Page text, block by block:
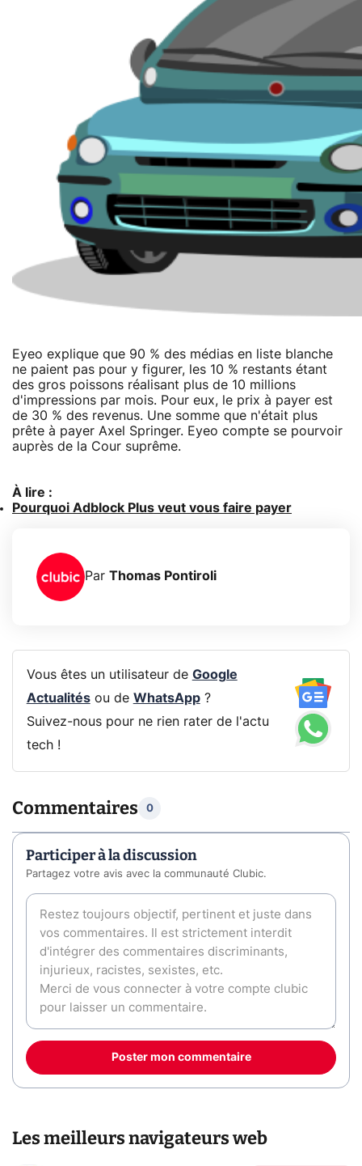
Eyeo explique que 90 % des médias en liste blanche
ne paient pas pour y figurer, les 10 % restants étant
des gros poissons réalisant plus de 10 millions
d'impressions par mois. Pour eux, le prix à payer est
de 30 % des revenus. Une somme que n'était plus
prête à payer Axel Springer. Eyeo compte se pourvoir
auprès de la Cour suprême.
À lire :
Pourquoi Adblock Plus veut vous faire payer
Par Thomas Pontiroli
Vous êtes un utilisateur de Google
Actualitésou de WhatsApp?
Suivez-nous pour ne rien rater de l'actu
tech !
Commentaires 0
Participer à la discussion
Partagez votre avis avec la communauté Clubic.
Poster mon commentaire
Les meilleurs navigateurs web